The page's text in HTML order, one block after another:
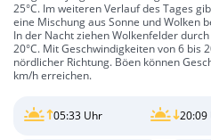
25°C. Im weiteren Verlauf des Tages
eine Mischung aus Sonne und Wolken
In der Nacht ziehen Wolkenfelder
20°C. Mit Geschwindigkeiten von 6 bis
nördlicher Richtung. Böen können
km/h erreichen.
05:33 Uhr 20:09